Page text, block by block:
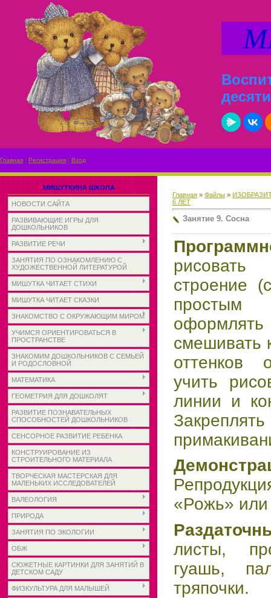
Главная | Регистрация | Вход
МИШУТКИНА ШКОЛА
НОВОСТИ САЙТА
РАЗВИВАЮЩИЕ ИГРЫ ДЛЯ
ДОШКОЛЬНИКОВ
РАЗВИТИЕ РЕЧИ
ЗАНЯТИЯ ПО ОЗНАКОМЛЕНИЮ С
ХУДОЖЕСТВЕННОЙ ЛИТЕРАТУРОЙ
МИШУТКА ЧИТАЕТ СТИХИ
МИШУТКА ЧИТАЕТ СКАЗКИ
ЗНАКОМСТВО С ОКРУЖАЮЩИМ МИРОМ
УЧИМСЯ ОРИЕНТИРОВАТЬСЯ В
ПРОСТРАНСТВЕ
ЗНАКОМИМ ДОШКОЛЬНИКОВ С СЕМЬЕЙ
И РОДОСЛОВНОЙ
МАТЕМАТИКА
ГЕОМЕТРИЯ ДЛЯ ДОШКОЛЯТ
РАЗВИТИЕ ПОЗНАВАТЕЛЬНЫХ
СПОСОБНОСТЕЙ ДОШКОЛЬНИКОВ
СЕНСОРНОЕ РАЗВИТИЕ РЕБЕНКА
КОНСТРУИРОВАНИЕ ИЗ
СТРОИТЕЛЬНОГО МАТЕРИАЛА
ТВОРЧЕСКАЯ МАСТЕРСКАЯ ДЛЯ
МАЛЕНЬКИХ ИССЛЕДОВАТЕЛЕЙ
ВАЛЕОЛОГИЯ
ПРИРОДА
ЗАНЯТИЯ ПО ЭКОЛОГИИ
ОБЖ
СЮЖЕТНЫЕ КАРТИНКИ ДЛЯ ЗАНЯТИЙ В
ДЕТСКОМ САДУ
ФИЗКУЛЬТУРА ДЛЯ МАЛЫШЕЙ
Главная » Файлы »
6 ЛЕТ
Занятие 9. Сосна
строение
смешивать
оттенков
учить
линии и
«Рожь» или
листы,
гуашь,
тряпочки.